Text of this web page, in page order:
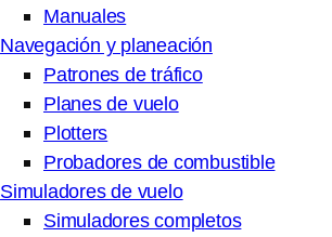
Manuales
Navegación y planeación
Patrones de tráfico
Planes de vuelo
Plotters
Probadores de combustible
Simuladores de vuelo
Simuladores completos